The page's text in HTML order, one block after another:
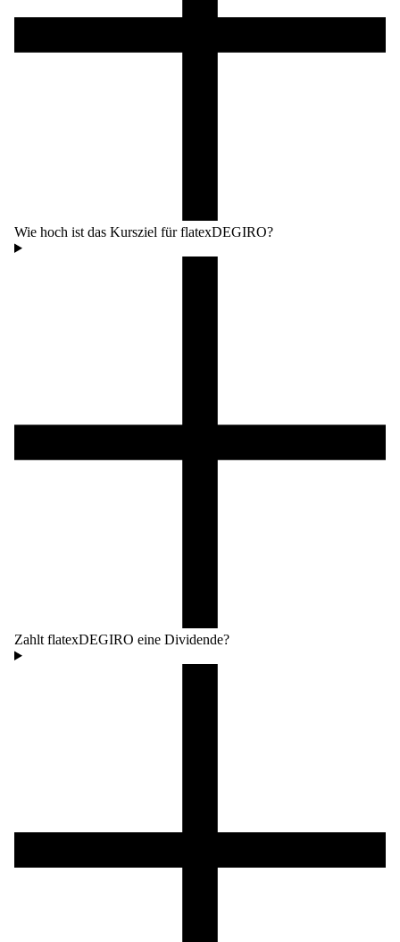
Wie hoch ist das Kursziel für flatexDEGIRO?
Zahlt flatexDEGIRO eine Dividende?